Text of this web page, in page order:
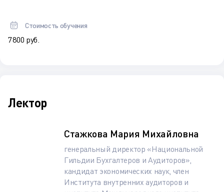
Стоимость обучения
7 800 руб.
Лектор
Стажкова Мария Михайловна
генеральный директор «Национальной
Гильдии Бухгалтеров и Аудиторов»,
кандидат экономических наук, член
Института внутренних аудиторов и